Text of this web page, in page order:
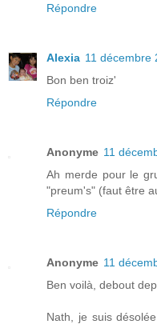
Répondre
Alexia 11 décembre
Bon ben troiz'
Répondre
Anonyme 11
Ah merde pour le
"preum's" (faut être
Répondre
Anonyme 11
Ben voilà, debout
Nath, je suis